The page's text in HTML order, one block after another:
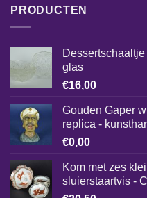
PRODUCTEN
glas
€16,00
Gouden Gaper
replica -
€0,00
Kom met zes
sluierstaartvis -